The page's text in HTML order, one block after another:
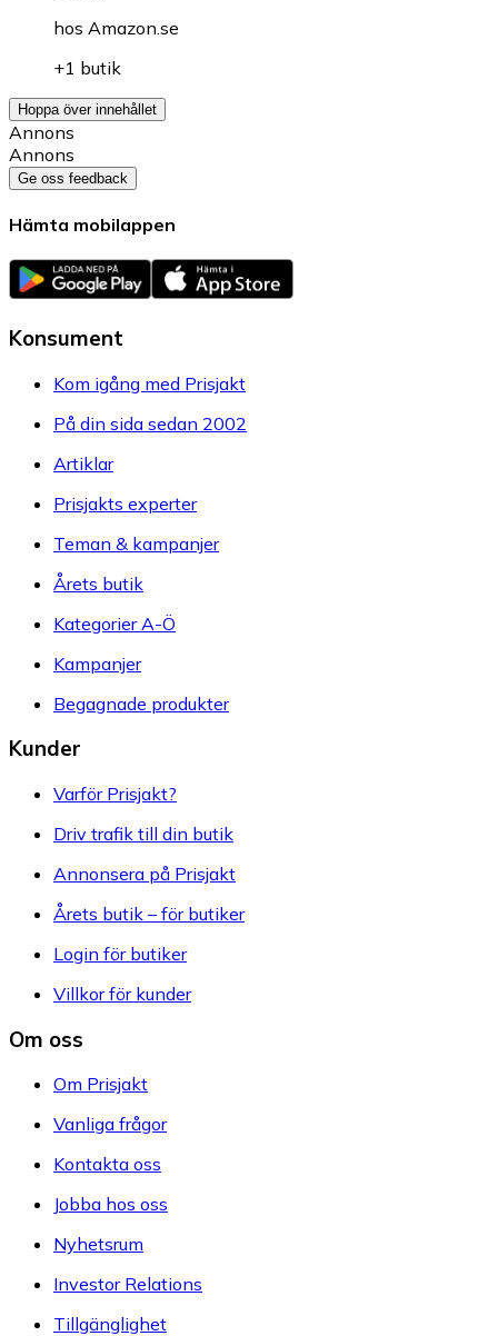
hos Amazon.se
+1 butik
Hoppa över innehållet
Annons
Annons
Ge oss feedback
Hämta mobilappen
Konsument
Kom igång med Prisjakt
På din sida sedan 2002
Artiklar
Prisjakts experter
Teman & kampanjer
Årets butik
Kategorier A-Ö
Kampanjer
Begagnade produkter
Kunder
Varför Prisjakt?
Driv trafik till din butik
Annonsera på Prisjakt
Årets butik – för butiker
Login för butiker
Villkor för kunder
Om oss
Om Prisjakt
Vanliga frågor
Kontakta oss
Jobba hos oss
Nyhetsrum
Investor Relations
Tillgänglighet